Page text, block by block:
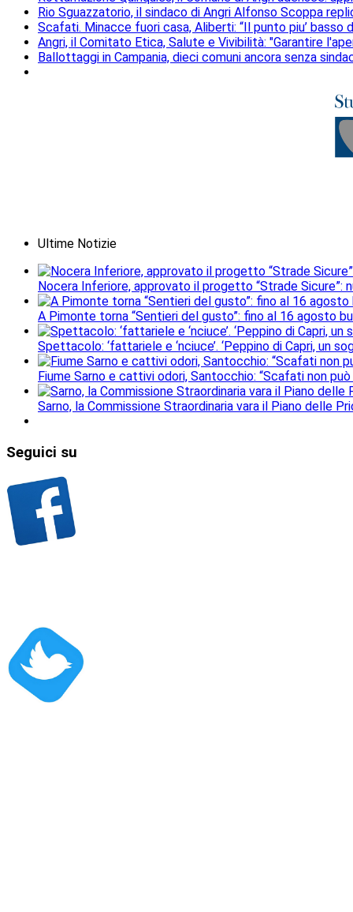
Rio Sguazzatorio, il sindaco di Angri Alfonso Scoppa
Scafati. Minacce fuori casa, Aliberti: “Il punto piu’ basso
Angri, il Comitato Etica, Salute e Vivibilità: "Garantire
Ballottaggi in Campania, dieci comuni ancora senza
Ultime Notizie
Nocera Inferiore, approvato il progetto “Strade
A Pimonte torna “Sentieri del gusto”: fino al 16 agosto
Spettacolo: ‘fattariele e ‘nciuce’. ‘Peppino di Capri, un
Fiume Sarno e cattivi odori, Santocchio: “Scafati non
Sarno, la Commissione Straordinaria vara il Piano delle
Seguici su